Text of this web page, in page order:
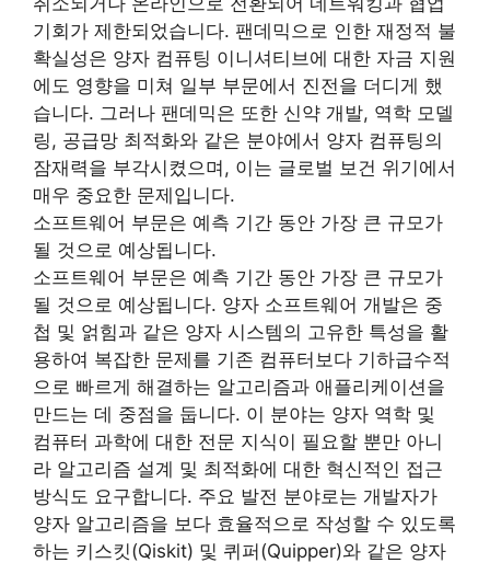
기회가 제한되었습니다. 팬데믹으로 인한 재정적 불
확실성은 양자 컴퓨팅 이니셔티브에 대한 자금 지원
에도 영향을 미쳐 일부 부문에서 진전을 더디게 했
습니다. 그러나 팬데믹은 또한 신약 개발, 역학 모델
링, 공급망 최적화와 같은 분야에서 양자 컴퓨팅의
잠재력을 부각시켰으며, 이는 글로벌 보건 위기에서
매우 중요한 문제입니다.
소프트웨어 부문은 예측 기간 동안 가장 큰 규모가
될 것으로 예상됩니다.
소프트웨어 부문은 예측 기간 동안 가장 큰 규모가
될 것으로 예상됩니다. 양자 소프트웨어 개발은 중
첩 및 얽힘과 같은 양자 시스템의 고유한 특성을 활
용하여 복잡한 문제를 기존 컴퓨터보다 기하급수적
으로 빠르게 해결하는 알고리즘과 애플리케이션을
만드는 데 중점을 둡니다. 이 분야는 양자 역학 및
컴퓨터 과학에 대한 전문 지식이 필요할 뿐만 아니
라 알고리즘 설계 및 최적화에 대한 혁신적인 접근
방식도 요구합니다. 주요 발전 분야로는 개발자가
양자 알고리즘을 보다 효율적으로 작성할 수 있도록
하는 키스킷(Qiskit) 및 퀴퍼(Quipper)와 같은 양자